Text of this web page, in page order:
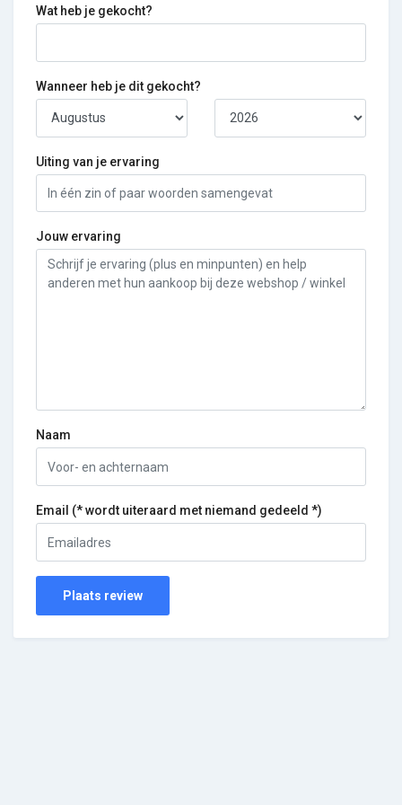
Wat heb je gekocht?
Wanneer heb je dit gekocht?
Uiting van je ervaring
Jouw ervaring
Naam
Email (* wordt uiteraard met niemand gedeeld *)
Plaats review